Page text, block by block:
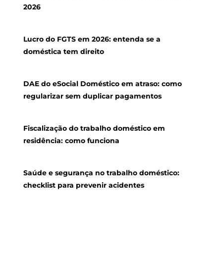
2026
Lucro do FGTS em 2026: entenda se a
doméstica tem direito
DAE do eSocial Doméstico em atraso: como
regularizar sem duplicar pagamentos
Fiscalização do trabalho doméstico em
residência: como funciona
Saúde e segurança no trabalho doméstico:
checklist para prevenir acidentes